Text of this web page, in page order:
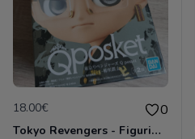
18.00€ 0
Tokyo Revengers - Figurine Tetta Kisaki - Banpresto Qposket Bandai Namco